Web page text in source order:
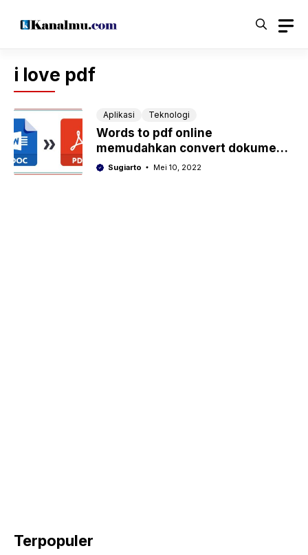
i love pdf
Aplikasi Teknologi
Words to pdf online
memudahkan convert dokumen
dalam hitungan detik
Sugiarto Mei 10, 2022
Terpopuler